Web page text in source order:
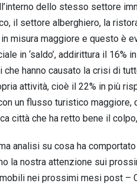
dello stesso settore
il settore alberghiero, la
misura maggiore e questo è
in ‘saldo’, addirittura il 16%
hanno causato la crisi di
attività, cioè il 22% in più
un flusso turistico maggiore,
città che ha retto bene il
analisi su cosa ha
la nostra attenzione sui
nei prossimi mesi post –